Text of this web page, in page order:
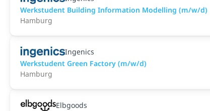
Werkstudent Building Information Modelling (m/w/d)
Hamburg
Ingenics
Werkstudent Green Factory (m/w/d)
Hamburg
Elbgoods